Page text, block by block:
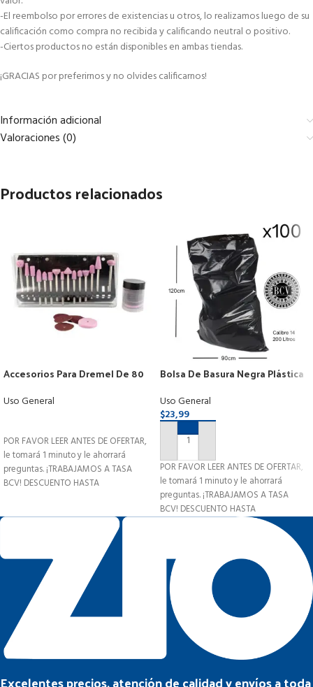
-El reembolso por errores de existencias u otros, lo realizamos luego de su
calificación como compra no recibida y calificando neutral o positivo.
-Ciertos productos no están disponibles en ambas tiendas.
¡GRACIAS por preferirnos y no olvides calificarnos!
Información adicional
Valoraciones (0)
Productos relacionados
Accesorios Para Dremel De 80
Uso General
POR FAVOR LEER ANTES DE OFERTAR,
le tomará 1 minuto y le ahorrará
preguntas. ¡TRABAJAMOS A TASA
BCV! DESCUENTO HASTA
Bolsa De Basura Negra Plástica
Uso General
$23,99
AÑADIR AL CARRITO
POR FAVOR LEER ANTES DE OFERTAR,
le tomará 1 minuto y le ahorrará
preguntas. ¡TRABAJAMOS A TASA
BCV! DESCUENTO HASTA